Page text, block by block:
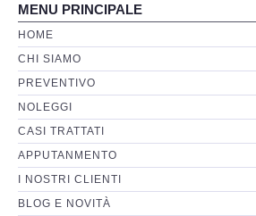
Perizia Basi di Dati
Perizia Immagini e Video
Perzia su Software/Programmi
Perizia Fonica e Trascrizioni
Perizia su Social Network
a fini giudiziari?
MENU PRINCIPALE
HOME
CHI SIAMO
PREVENTIVO
NOLEGGI
CASI TRATTATI
APPUTANMENTO
I NOSTRI CLIENTI
BLOG E NOVITÀ